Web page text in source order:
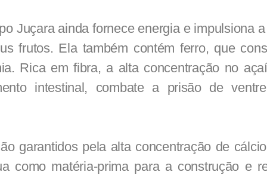
Juçara ainda fornece energia e impulsiona
frutos. Ela também contém ferro, que
Rica em fibra, a alta concentração no
intestinal, combate a prisão de
garantidos pela alta concentração de
como matéria-prima para a construção e